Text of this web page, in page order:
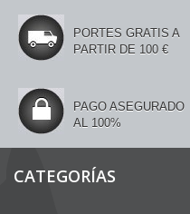
PORTES GRATIS A
PARTIR DE 100 €
PAGO ASEGURADO
AL 100%
CATEGORÍAS